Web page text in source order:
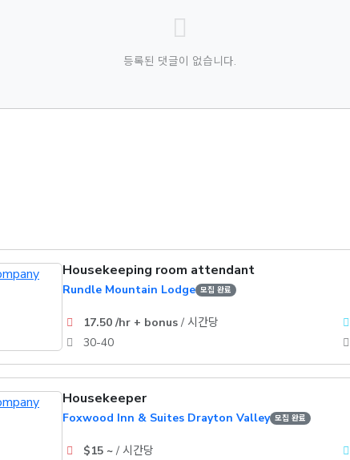
등록된 댓글이 없습니다.
Housekeeping room attendant
Rundle Mountain Lodge 모집 완료
17.50 /hr + bonus/ 시간당
30-40
Housekeeper
Foxwood Inn & Suites Drayton Valley 모집 완료
$15 ~/ 시간당